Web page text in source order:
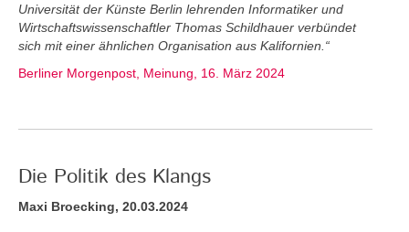
Universität der Künste Berlin lehrenden Informatiker und
Wirtschaftswissenschaftler Thomas Schildhauer verbündet
sich mit einer ähnlichen Organisation aus Kalifornien.“
Berliner Morgenpost, Meinung, 16. März 2024
Die Politik des Klangs
Maxi Broecking, 20.03.2024